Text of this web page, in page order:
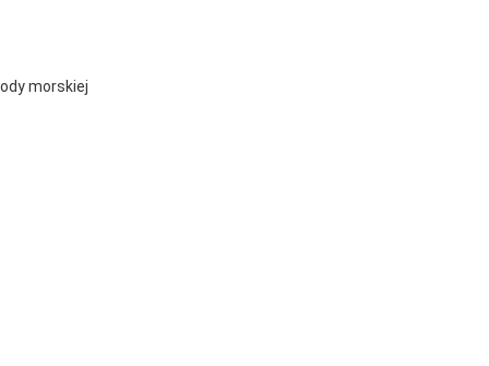
morskiej